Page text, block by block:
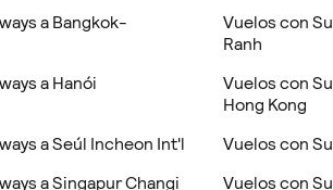
a Bangkok-
Vuelos con
Ranh
a Hanói
Vuelos con
Hong Kong
a Seúl Incheon Int'l Vuelos con
a Singapur Changi
Vuelos con